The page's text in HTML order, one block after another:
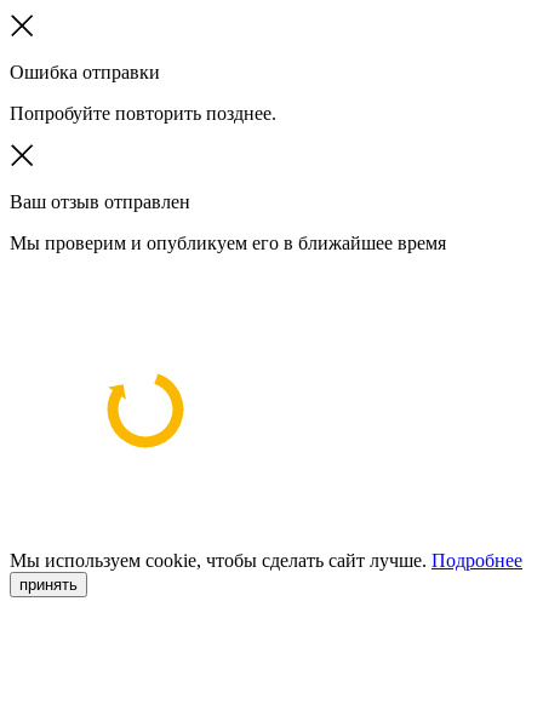
Ошибка отправки
Попробуйте повторить позднее.
Ваш отзыв отправлен
Мы проверим и опубликуем его в ближайшее время
Мы используем cookie, чтобы сделать сайт лучше. Подробнее
принять